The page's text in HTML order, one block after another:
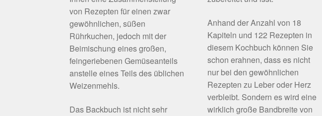
von Rezepten für einen zwar
gewöhnlichen, süßen
Rührkuchen, jedoch mit der
Beimischung eines großen,
feingeriebenen Gemüseanteils
anstelle eines Teils des üblichen
Weizenmehls.
Das Backbuch ist nicht sehr
Anhand der Anzahl von 18
Kapiteln und 122 Rezepten in
diesem Kochbuch können Sie
schon erahnen, dass es nicht
nur bei den gewöhnlichen
Rezepten zu Leber oder Herz
verbleibt. Sondern es wird eine
wirklich große Bandbreite von